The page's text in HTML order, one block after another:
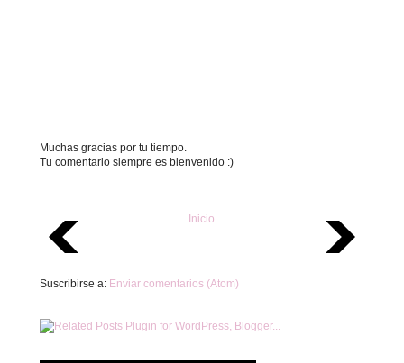
Muchas gracias por tu tiempo.
Tu comentario siempre es bienvenido :)
Inicio
Suscribirse a: Enviar comentarios (Atom)